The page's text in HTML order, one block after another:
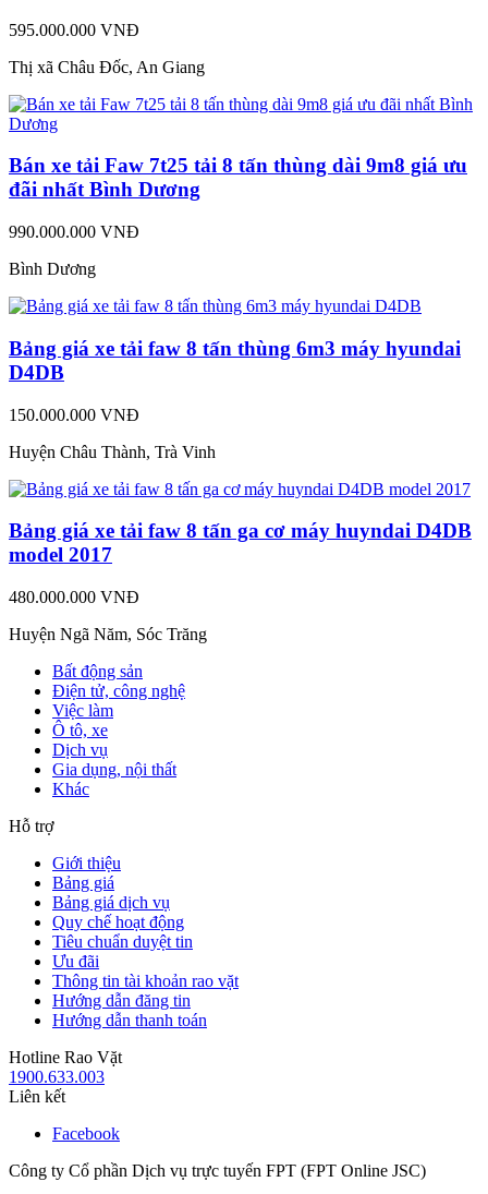
595.000.000 VNĐ
Thị xã Châu Đốc, An Giang
Bán xe tải Faw 7t25 tải 8 tấn thùng dài 9m8 giá ưu
đãi nhất Bình Dương
990.000.000 VNĐ
Bình Dương
Bảng giá xe tải faw 8 tấn thùng 6m3 máy hyundai
D4DB
150.000.000 VNĐ
Huyện Châu Thành, Trà Vinh
Bảng giá xe tải faw 8 tấn ga cơ máy huyndai D4DB
model 2017
480.000.000 VNĐ
Huyện Ngã Năm, Sóc Trăng
Bất động sản
Điện tử, công nghệ
Việc làm
Ô tô, xe
Dịch vụ
Gia dụng, nội thất
Khác
Hỗ trợ
Giới thiệu
Bảng giá
Bảng giá dịch vụ
Quy chế hoạt động
Tiêu chuẩn duyệt tin
Ưu đãi
Thông tin tài khoản rao vặt
Hướng dẫn đăng tin
Hướng dẫn thanh toán
Hotline Rao Vặt
1900.633.003
Liên kết
Facebook
Công ty Cổ phần Dịch vụ trực tuyến FPT (FPT Online JSC)